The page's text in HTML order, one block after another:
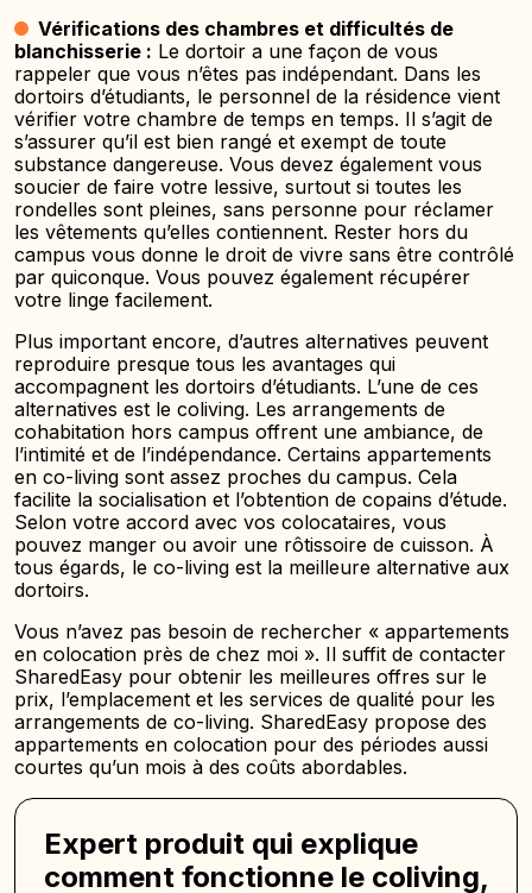
Vérifications des chambres et difficultés de
blanchisserie : Le dortoir a une façon de vous
rappeler que vous n’êtes pas indépendant. Dans les
dortoirs d’étudiants, le personnel de la résidence vient
vérifier votre chambre de temps en temps. Il s’agit de
s’assurer qu’il est bien rangé et exempt de toute
substance dangereuse. Vous devez également vous
soucier de faire votre lessive, surtout si toutes les
rondelles sont pleines, sans personne pour réclamer
les vêtements qu’elles contiennent. Rester hors du
campus vous donne le droit de vivre sans être contrôlé
par quiconque. Vous pouvez également récupérer
votre linge facilement.
Plus important encore, d’autres alternatives peuvent
reproduire presque tous les avantages qui
accompagnent les dortoirs d’étudiants. L’une de ces
alternatives est le coliving. Les arrangements de
cohabitation hors campus offrent une ambiance, de
l’intimité et de l’indépendance. Certains appartements
en co-living sont assez proches du campus. Cela
facilite la socialisation et l’obtention de copains d’étude.
Selon votre accord avec vos colocataires, vous
pouvez manger ou avoir une rôtissoire de cuisson. À
tous égards, le co-living est la meilleure alternative aux
dortoirs.
Vous n’avez pas besoin de rechercher « appartements
en colocation près de chez moi ». Il suffit de contacter
SharedEasy pour obtenir les meilleures offres sur le
prix, l’emplacement et les services de qualité pour les
arrangements de co-living. SharedEasy propose des
appartements en colocation pour des périodes aussi
courtes qu’un mois à des coûts abordables.
Expert produit qui explique
comment fonctionne le coliving,